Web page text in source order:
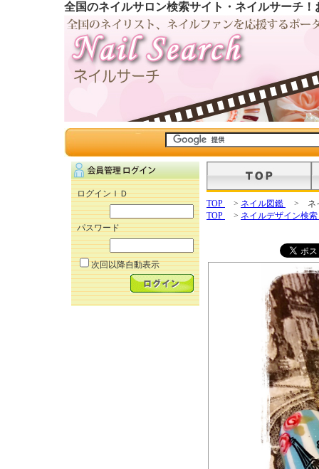
全国のネイルサロン検索サイト・ネイルサーチ
ログインＩＤ
パスワード
次回以降自動表示
TOP > ネイル図鑑
> ネ
TOP
> ネイルデザイン検索